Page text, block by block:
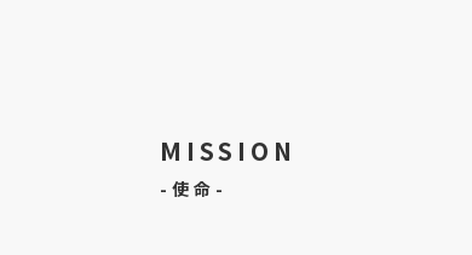
MISSION
-使命-